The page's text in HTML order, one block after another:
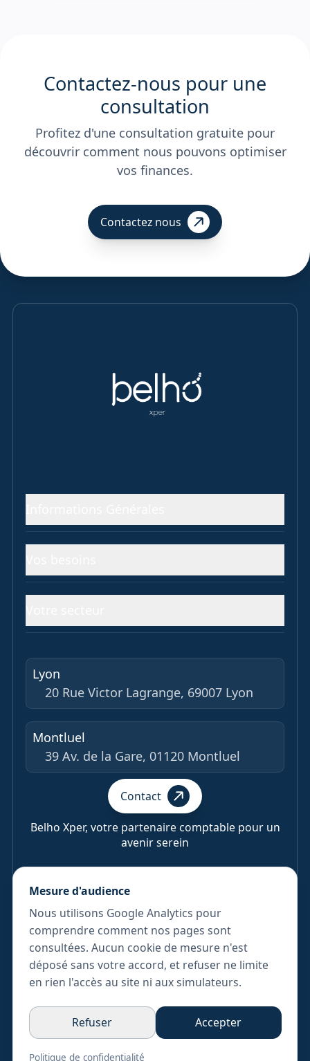
Contactez-nous pour une
consultation
Profitez d'une consultation gratuite pour
découvrir comment nous pouvons optimiser
vos finances.
Contactez nous
Lyon
20 Rue Victor Lagrange, 69007 Lyon
Montluel
39 Av. de la Gare, 01120 Montluel
Contact
Belho Xper, votre partenaire comptable pour un
avenir serein
© 2025 Belho Xper. Tous droits réservés.
Politique de Confidentialité
Conditions d'Utilisation
Gérer les cookies
Photographies :Agence Créative Bellecour
Design & Réalisation :Agence Web Aetherio
Mesure d'audience
Nous utilisons Google Analytics pour
comprendre comment nos pages sont
consultées. Aucun cookie de mesure n'est
déposé sans votre accord, et refuser ne limite
en rien l'accès au site ni aux simulateurs.
Refuser Accepter
Politique de confidentialité